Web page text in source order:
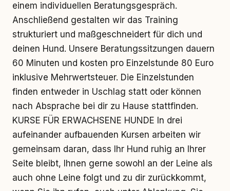
einem individuellen Beratungsgespräch.
Anschließend gestalten wir das Training
strukturiert und maßgeschneidert für dich und
deinen Hund. Unsere Beratungssitzungen dauern
60 Minuten und kosten pro Einzelstunde 80 Euro
inklusive Mehrwertsteuer. Die Einzelstunden
finden entweder in Uschlag statt oder können
nach Absprache bei dir zu Hause stattfinden.
KURSE FÜR ERWACHSENE HUNDE In drei
aufeinander aufbauenden Kursen arbeiten wir
gemeinsam daran, dass Ihr Hund ruhig an Ihrer
Seite bleibt, Ihnen gerne sowohl an der Leine als
auch ohne Leine folgt und zu dir zurückkommt,